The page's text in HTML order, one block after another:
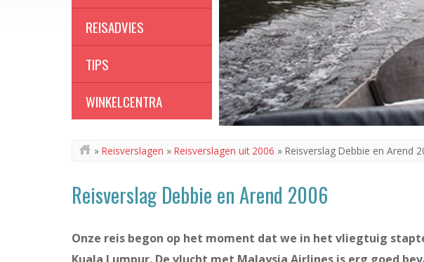
REISADVIES
TIPS
WINKELCENTRA
» Reisverslagen » Reisverslagen uit 2006 » Reisverslag Debbie en Arend
Reisverslag Debbie en Arend 2006
Onze reis begon op het moment dat we in het vliegtuig